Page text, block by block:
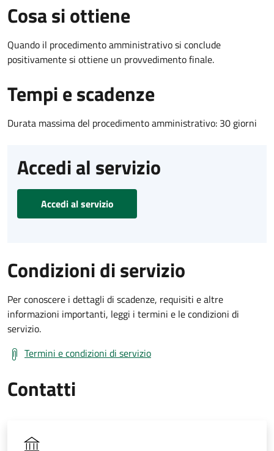
Cosa si ottiene
Quando il procedimento amministrativo si conclude
positivamente si ottiene un provvedimento finale.
Tempi e scadenze
Durata massima del procedimento amministrativo: 30 giorni
Accedi al servizio
Accedi al servizio
Condizioni di servizio
Per conoscere i dettagli di scadenze, requisiti e altre
informazioni importanti, leggi i termini e le condizioni di
servizio.
Termini e condizioni di servizio
Contatti